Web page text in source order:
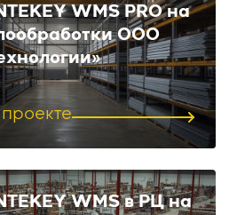
WMS PRO на
ООО
WMS в РЦ на